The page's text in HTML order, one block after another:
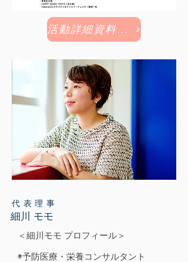
活動詳細資料はこちら
代表理事
細川 モモ
＜細川モモ プロフィール＞
◉予防医療・栄養コンサルタント